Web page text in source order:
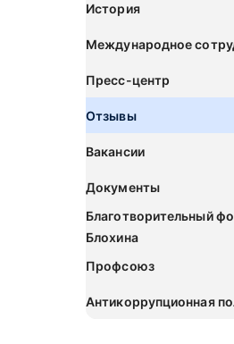
История
Международное
Пресс-центр
Отзывы
Вакансии
Документы
Благотворительный
Блохина
Профсоюз
Антикоррупционная